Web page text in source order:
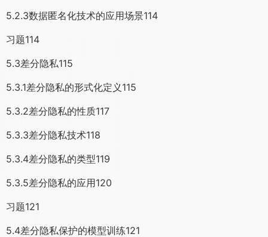
5.2.3数据匿名化技术的应用场景114
习题114
5.3差分隐私115
5.3.1差分隐私的形式化定义115
5.3.2差分隐私的性质117
5.3.3差分隐私技术118
5.3.4差分隐私的类型119
5.3.5差分隐私的应用120
习题121
5.4差分隐私保护的模型训练121